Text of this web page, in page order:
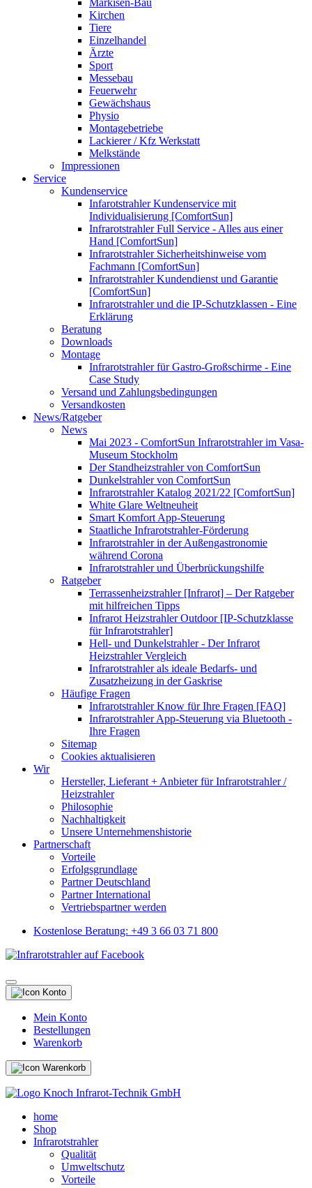
Markisen-Bau
Kirchen
Tiere
Einzelhandel
Ärzte
Sport
Messebau
Feuerwehr
Gewächshaus
Physio
Montagebetriebe
Lackierer / Kfz Werkstatt
Melkstände
Impressionen
Service
Kundenservice
Infarotstrahler Kundenservice mit
Individualisierung [ComfortSun]
Infrarotstrahler Full Service - Alles aus einer
Hand [ComfortSun]
Infrarotstrahler Sicherheitshinweise vom
Fachmann [ComfortSun]
Infrarotstrahler Kundendienst und Garantie
[ComfortSun]
Infrarotstrahler und die IP-Schutzklassen - Eine
Erklärung
Beratung
Downloads
Montage
Infrarotstrahler für Gastro-Großschirme - Eine
Case Study
Versand und Zahlungsbedingungen
Versandkosten
News/Ratgeber
News
Mai 2023 - ComfortSun Infrarotstrahler im Vasa-
Museum Stockholm
Der Standheizstrahler von ComfortSun
Dunkelstrahler von ComfortSun
Infrarotstrahler Katalog 2021/22 [ComfortSun]
White Glare Weltneuheit
Smart Komfort App-Steuerung
Staatliche Infrarotstrahler-Förderung
Infrarotstrahler in der Außengastronomie
während Corona
Infrarotstrahler und Überbrückungshilfe
Ratgeber
Terrassenheizstrahler [Infrarot] – Der Ratgeber
mit hilfreichen Tipps
Infrarot Heizstrahler Outdoor [IP-Schutzklasse
für Infrarotstrahler]
Hell- und Dunkelstrahler - Der Infrarot
Heizstrahler Vergleich
Infrarotstrahler als ideale Bedarfs- und
Zusatzheizung in der Gaskrise
Häufige Fragen
Infrarotstrahler Know für Ihre Fragen [FAQ]
Infrarotstrahler App-Steuerung via Bluetooth -
Ihre Fragen
Sitemap
Cookies aktualisieren
Wir
Hersteller, Lieferant + Anbieter für Infrarotstrahler /
Heizstrahler
Philosophie
Nachhaltigkeit
Unsere Unternehmenshistorie
Partnerschaft
Vorteile
Erfolgsgrundlage
Partner Deutschland
Partner International
Vertriebspartner werden
Kostenlose Beratung: +49 3 66 03 71 800
Mein Konto
Bestellungen
Warenkorb
home
Shop
Infrarotstrahler
Qualität
Umweltschutz
Vorteile